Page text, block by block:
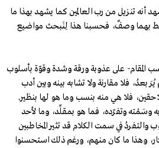
أنه تنزيل من رب العالمين كما يشهد بهذا ما
بهما وصفٌ، فحسبنا هذا لِنَبحث مواضيع
المقام- على عذوبة ورقة وشدة وقوّة بأسلوب
بعدُ، فلا مقارنة ولا تشابه بينه وبين أدب
فلا هي منه بنسب وما هو لها بنظير.
وسَمْته وتفرّده، فما هو بمقلِّد، وما لأحد
والتفردُ في سمت الكلام قد تثير المخاطبين
وهذا ما كان منهم، ورغم ذلك استحسنوا